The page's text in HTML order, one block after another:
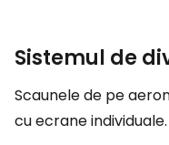
Sistemul de
Scaunele de pe
cu ecrane individuale.